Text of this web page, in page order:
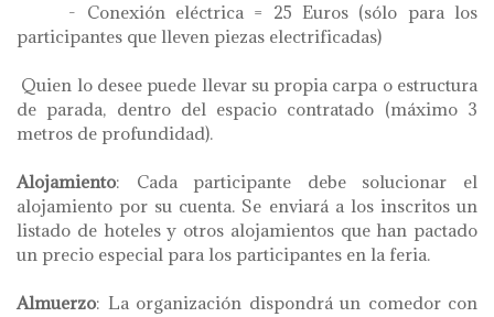
- Conexión eléctrica = 25 Euros (sólo para los
participantes que lleven piezas electrificadas)
Quien lo desee puede llevar su propia carpa o estructura
de parada, dentro del espacio contratado (máximo 3
metros de profundidad).
Alojamiento: Cada participante debe solucionar el
alojamiento por su cuenta. Se enviará a los inscritos un
listado de hoteles y otros alojamientos que han pactado
un precio especial para los participantes en la feria.
Almuerzo: La organización dispondrá un comedor con